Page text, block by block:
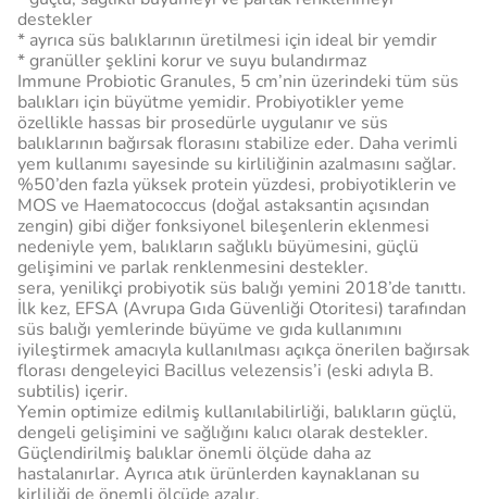
destekler
* ayrıca süs balıklarının üretilmesi için ideal bir yemdir
* granüller şeklini korur ve suyu bulandırmaz
Immune Probiotic Granules, 5 cm’nin üzerindeki tüm süs
balıkları için büyütme yemidir. Probiyotikler yeme
özellikle hassas bir prosedürle uygulanır ve süs
balıklarının bağırsak florasını stabilize eder. Daha verimli
yem kullanımı sayesinde su kirliliğinin azalmasını sağlar.
%50’den fazla yüksek protein yüzdesi, probiyotiklerin ve
MOS ve Haematococcus (doğal astaksantin açısından
zengin) gibi diğer fonksiyonel bileşenlerin eklenmesi
nedeniyle yem, balıkların sağlıklı büyümesini, güçlü
gelişimini ve parlak renklenmesini destekler.
sera, yenilikçi probiyotik süs balığı yemini 2018’de tanıttı.
İlk kez, EFSA (Avrupa Gıda Güvenliği Otoritesi) tarafından
süs balığı yemlerinde büyüme ve gıda kullanımını
iyileştirmek amacıyla kullanılması açıkça önerilen bağırsak
florası dengeleyici Bacillus velezensis’i (eski adıyla B.
subtilis) içerir.
Yemin optimize edilmiş kullanılabilirliği, balıkların güçlü,
dengeli gelişimini ve sağlığını kalıcı olarak destekler.
Güçlendirilmiş balıklar önemli ölçüde daha az
hastalanırlar. Ayrıca atık ürünlerden kaynaklanan su